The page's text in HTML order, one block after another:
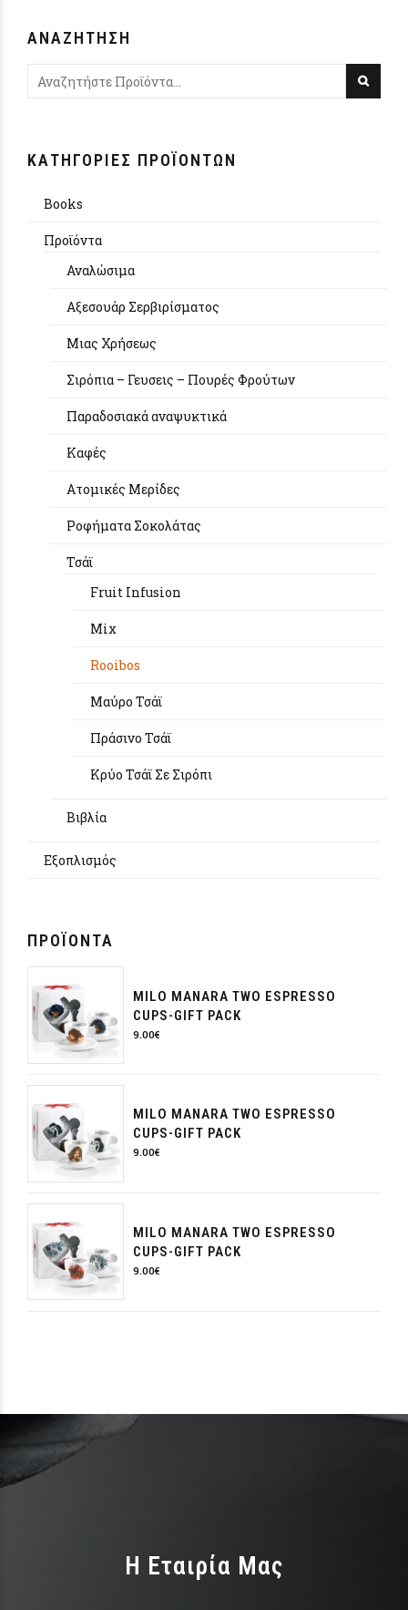
ΑΝΑΖΉΤΗΣΗ
ΚΑΤΗΓΟΡΊΕΣ ΠΡΟΪΌΝΤΩΝ
Books
Προϊόντα
Αναλώσιμα
Αξεσουάρ Σερβιρίσματος
Μιας Χρήσεως
Σιρόπια – Γευσεις – Πουρές Φρούτων
Παραδοσιακά αναψυκτικά
Καφές
Aτομικές Μερίδες
Ροφήματα Σοκολάτας
Τσάϊ
Fruit Infusion
Mix
Rooibos
Μαύρο Τσάϊ
Πράσινο Τσάϊ
Κρύο Τσάϊ Σε Σιρόπι
Βιβλία
Εξοπλισμός
ΠΡΟΪΌΝΤΑ
MILO MANARA TWO ESPRESSO
CUPS-GIFT PACK
9.00€
MILO MANARA TWO ESPRESSO
CUPS-GIFT PACK
9.00€
MILO MANARA TWO ESPRESSO
CUPS-GIFT PACK
9.00€
H Εταιρία Μας